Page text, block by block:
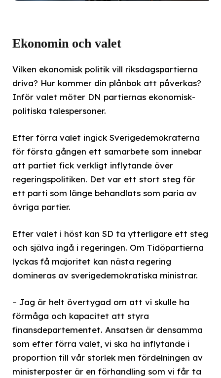
Ekonomin och valet
Vilken ekonomisk politik vill riksdagspartierna
driva? Hur kommer din plånbok att påverkas?
Inför valet möter DN partiernas ekonomisk-
politiska talespersoner.
Efter förra valet ingick Sverigedemokraterna
för första gången ett samarbete som innebar
att partiet fick verkligt inflytande över
regeringspolitiken. Det var ett stort steg för
ett parti som länge behandlats som paria av
övriga partier.
Efter valet i höst kan SD ta ytterligare ett steg
och själva ingå i regeringen. Om Tidöpartierna
lyckas få majoritet kan nästa regering
domineras av sverigedemokratiska ministrar.
– Jag är helt övertygad om att vi skulle ha
förmåga och kapacitet att styra
finansdepartementet. Ansatsen är densamma
som efter förra valet, vi ska ha inflytande i
proportion till vår storlek men fördelningen av
ministerposter är en förhandling som vi får ta